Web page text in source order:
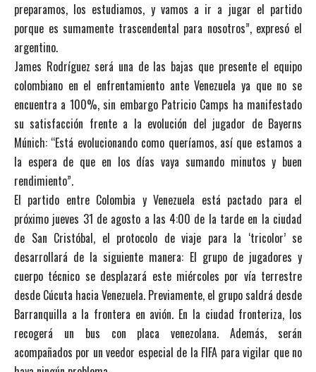
preparamos, los estudiamos, y vamos a ir a jugar el partido
porque es sumamente trascendental para nosotros”, expresó el
argentino.
James Rodríguez será una de las bajas que presente el equipo
colombiano en el enfrentamiento ante Venezuela ya que no se
encuentra a 100%, sin embargo Patricio Camps ha manifestado
su satisfacción frente a la evolución del jugador de Bayerns
Múnich: “Está evolucionando como queríamos, así que estamos a
la espera de que en los días vaya sumando minutos y buen
rendimiento”.
El partido entre Colombia y Venezuela está pactado para el
próximo jueves 31 de agosto a las 4:00 de la tarde en la ciudad
de San Cristóbal, el protocolo de viaje para la ‘tricolor’ se
desarrollará de la siguiente manera: El grupo de jugadores y
cuerpo técnico se desplazará este miércoles por vía terrestre
desde Cúcuta hacia Venezuela. Previamente, el grupo saldrá desde
Barranquilla a la frontera en avión. En la ciudad fronteriza, los
recogerá un bus con placa venezolana. Además, serán
acompañados por un veedor especial de la FIFA para vigilar que no